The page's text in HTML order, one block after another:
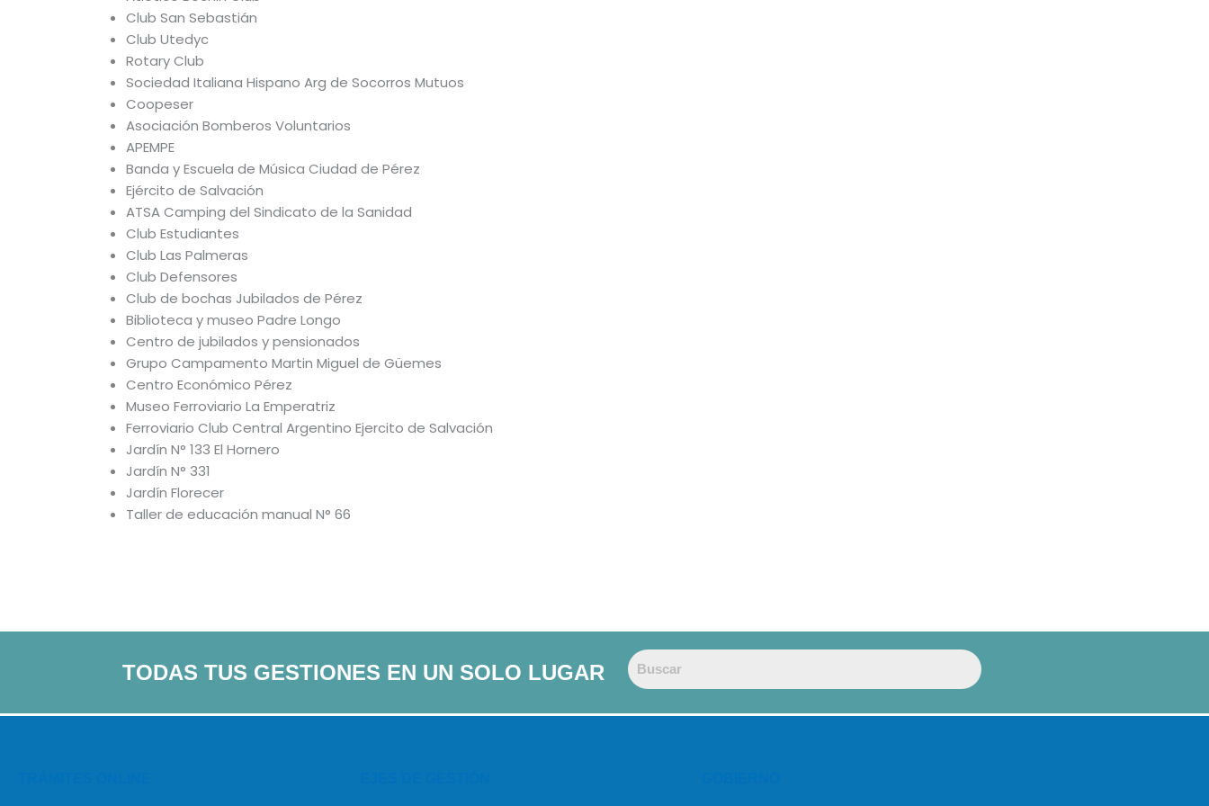
Club San Sebastián
Club Utedyc
Rotary Club
Sociedad Italiana Hispano Arg de Socorros Mutuos
Coopeser
Asociación Bomberos Voluntarios
APEMPE
Banda y Escuela de Música Ciudad de Pérez
Ejército de Salvación
ATSA Camping del Sindicato de la Sanidad
Club Estudiantes
Club Las Palmeras
Club Defensores
Club de bochas Jubilados de Pérez
Biblioteca y museo Padre Longo
Centro de jubilados y pensionados
Grupo Campamento Martin Miguel de Güemes
Centro Económico Pérez
Museo Ferroviario La Emperatriz
Ferroviario Club Central Argentino Ejercito de Salvación
Jardín N° 133 El Hornero
Jardín N° 331
Jardín Florecer
Taller de educación manual N° 66
TODAS TUS GESTIONES EN UN SOLO LUGAR